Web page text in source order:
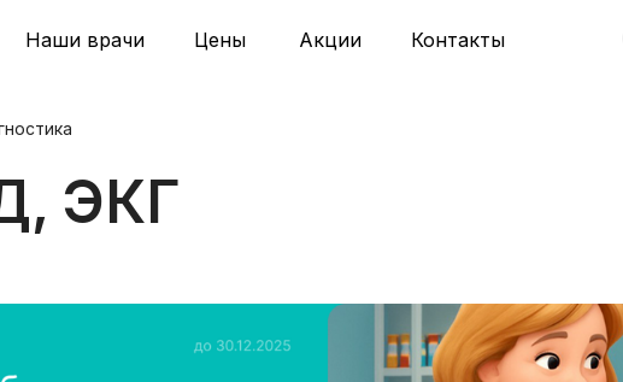
Контакты
Акции
Цены
Наши врачи
ЭКГ